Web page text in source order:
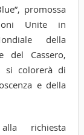
promossa
Unite in
della
del Cassero,
si colorerà di
e della
richiesta